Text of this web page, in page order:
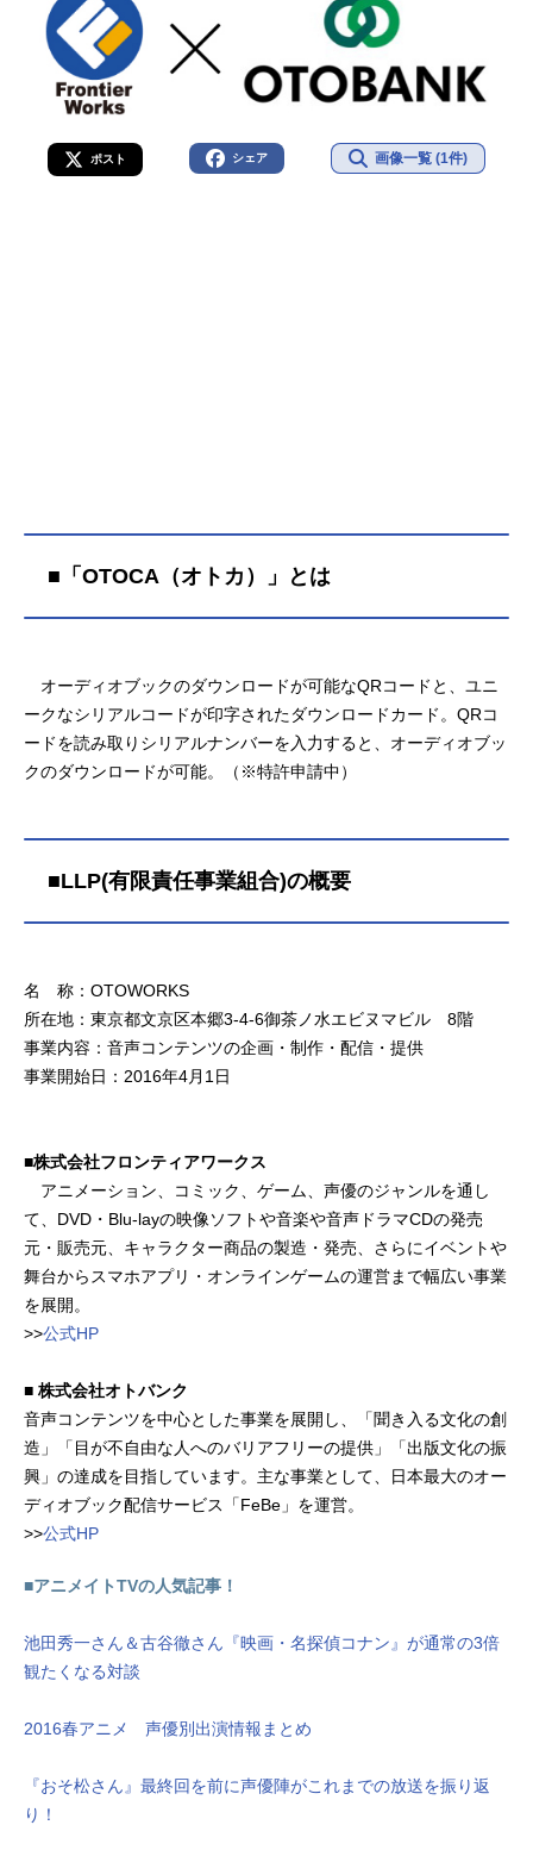
ポスト シェア 画像一覧 (1件)
■「OTOCA（オトカ）」とは
オーディオブックのダウンロードが可能なQRコードと、ユニ
ークなシリアルコードが印字されたダウンロードカード。QRコ
ードを読み取りシリアルナンバーを入力すると、オーディオブッ
クのダウンロードが可能。（※特許申請中）
■LLP(有限責任事業組合)の概要
名 称：OTOWORKS
所在地：東京都文京区本郷3-4-6御茶ノ水エビヌマビル 8階
事業内容：音声コンテンツの企画・制作・配信・提供
事業開始日：2016年4月1日
■株式会社フロンティアワークス
アニメーション、コミック、ゲーム、声優のジャンルを通し
て、DVD・Blu-layの映像ソフトや音楽や音声ドラマCDの発売
元・販売元、キャラクター商品の製造・発売、さらにイベントや
舞台からスマホアプリ・オンラインゲームの運営まで幅広い事業
を展開。
>>公式HP
■ 株式会社オトバンク
音声コンテンツを中心とした事業を展開し、「聞き入る文化の創
造」「目が不自由な人へのバリアフリーの提供」「出版文化の振
興」の達成を目指しています。主な事業として、日本最大のオー
ディオブック配信サービス「FeBe」を運営。
>>公式HP
■アニメイトTVの人気記事！
池田秀一さん＆古谷徹さん『映画・名探偵コナン』が通常の3倍
観たくなる対談
2016春アニメ 声優別出演情報まとめ
『おそ松さん』最終回を前に声優陣がこれまでの放送を振り返
り！